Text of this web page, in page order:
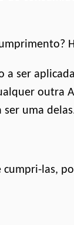
a ser
outra
uma
cumpri-las,